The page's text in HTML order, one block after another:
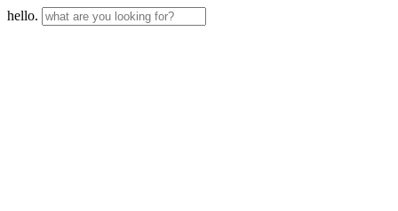
hello.